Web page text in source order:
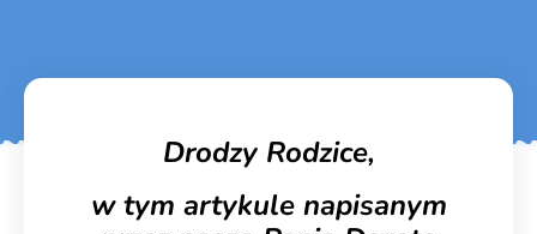
Drodzy Rodzice,
w tym artykule napisanym